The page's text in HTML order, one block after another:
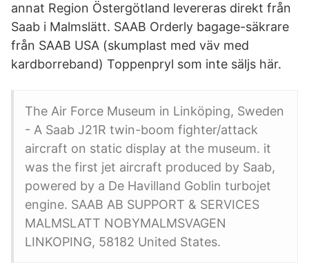
annat Region Östergötland levereras direkt från
Saab i Malmslätt. SAAB Orderly bagage-säkrare
från SAAB USA (skumplast med väv med
kardborreband) Toppenpryl som inte säljs här.
The Air Force Museum in Linköping, Sweden
- A Saab J21R twin-boom fighter/attack
aircraft on static display at the museum. it
was the first jet aircraft produced by Saab,
powered by a De Havilland Goblin turbojet
engine. SAAB AB SUPPORT & SERVICES
MALMSLATT NOBYMALMSVAGEN
LINKOPING, 58182 United States.